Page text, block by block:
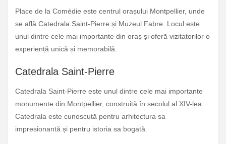
Place de la Comédie este centrul orașului Montpellier, unde
se află Catedrala Saint-Pierre și Muzeul Fabre. Locul este
unul dintre cele mai importante din oraș și oferă vizitatorilor o
experiență unică și memorabilă.
Catedrala Saint-Pierre
Catedrala Saint-Pierre este unul dintre cele mai importante
monumente din Montpellier, construită în secolul al XIV-lea.
Catedrala este cunoscută pentru arhitectura sa
impresionantă și pentru istoria sa bogată.